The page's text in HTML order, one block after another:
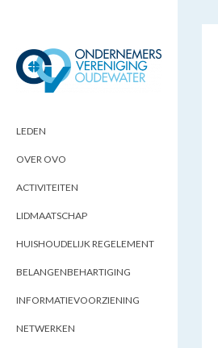
LEDEN
OVER OVO
ACTIVITEITEN
LIDMAATSCHAP
HUISHOUDELIJK REGELEMENT
BELANGENBEHARTIGING
INFORMATIEVOORZIENING
NETWERKEN